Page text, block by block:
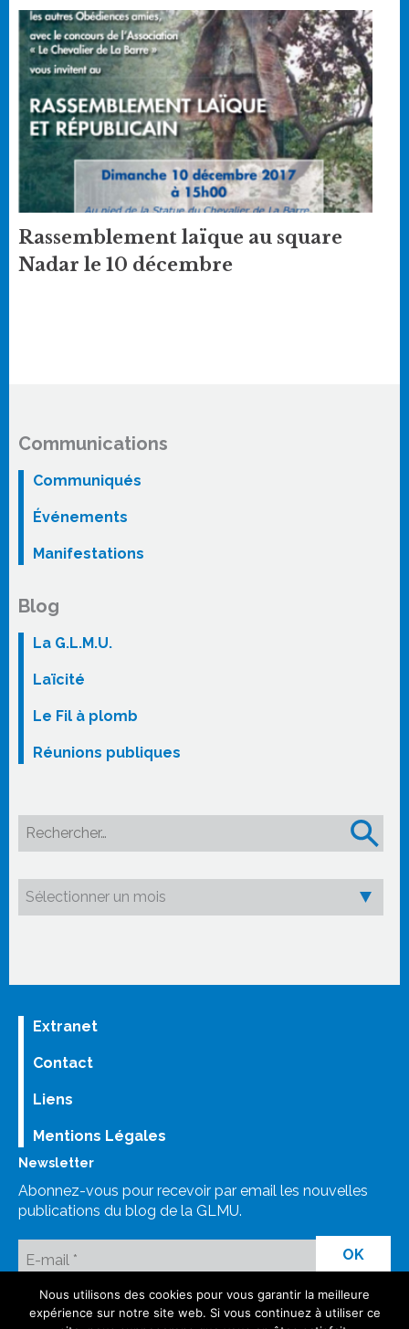
Rassemblement laïque au square
Nadar le 10 décembre
Communications
Communiqués
Événements
Manifestations
Blog
La G.L.M.U.
Laïcité
Le Fil à plomb
Réunions publiques
Rechercher :
Extranet
Contact
Liens
Mentions Légales
Newsletter
Abonnez-vous pour recevoir par email les nouvelles
publications du blog de la GLMU.
LinkedIn
Bluesky
Mastodon
Facebook GLMU
Instagram
Nous utilisons des cookies pour vous garantir la meilleure
expérience sur notre site web. Si vous continuez à utiliser ce